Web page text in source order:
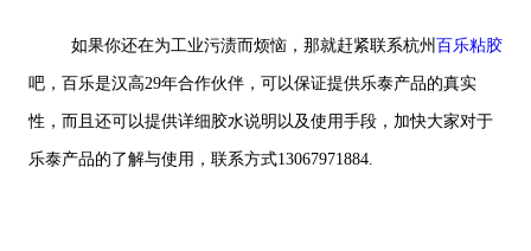
如果你还在为工业污渍而烦恼，那就赶紧联系杭州 百乐粘胶
吧，百乐是汉高29年合作伙伴，可以保证提供乐泰产品的真实
性，而且还可以提供详细胶水说明以及使用手段，加快大家对于
乐泰产品的了解与使用，联系方式13067971884.